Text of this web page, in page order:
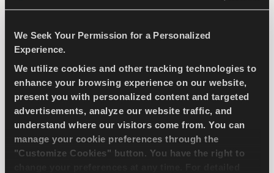
We Seek Your Permission for a Personalized
Experience.
We utilize cookies and other tracking technologies to
enhance your browsing experience on our website,
present you with personalized content and targeted
advertisements, analyze our website traffic, and
understand where our visitors come from. You can
manage your cookie preferences through the
"Customize Cookies" button. You have the right to
Większość kierowców w Wielkiej Brytanii
wykorzystuje opony letnie w swoich
samochodach przez cały rok, ale aby uzyskać
najlepsze osiągi, należy rozważyć również
stosowanie opon zimowych lub całorocznych.
Producenci inwestują miliony dolarów na